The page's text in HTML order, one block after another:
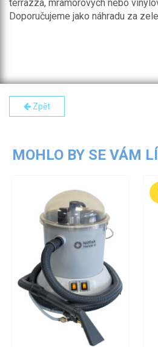
terrazza, mramorových nebo
Doporučujeme jako náhradu za
Zpět
MOHLO BY SE VÁM